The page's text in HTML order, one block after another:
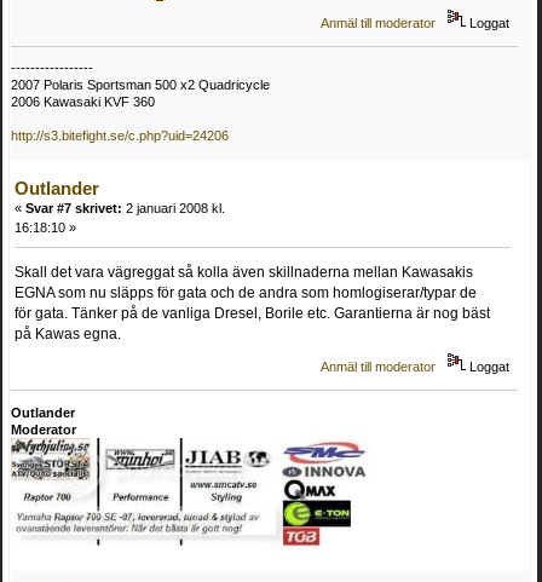
Anmäl till moderator Loggat
-----------------
2007 Polaris Sportsman 500 x2 Quadricycle
2006 Kawasaki KVF 360
http://s3.bitefight.se/c.php?uid=24206
Outlander
« Svar #7 skrivet: 2 januari 2008 kl.
16:18:10 »
Skall det vara vägreggat så kolla även skillnaderna mellan Kawasakis
EGNA som nu släpps för gata och de andra som homlogiserar/typar de
för gata. Tänker på de vanliga Dresel, Borile etc. Garantierna är nog bäst
på Kawas egna.
Anmäl till moderator Loggat
Outlander
Moderator